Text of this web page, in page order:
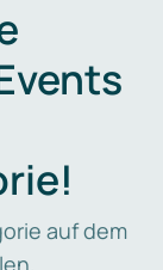
auf dem